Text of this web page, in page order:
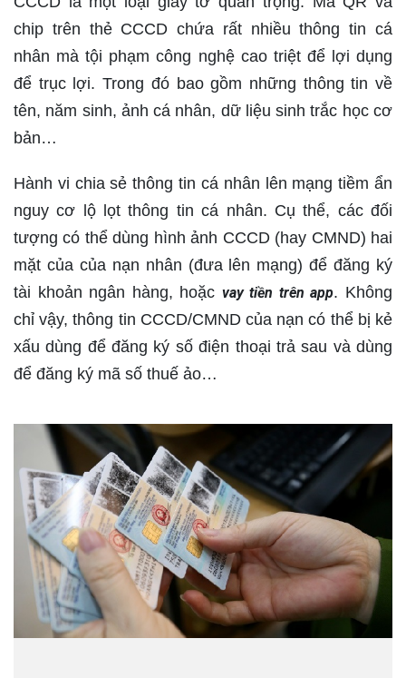
chip trên thẻ CCCD chứa rất nhiều thông tin cá
nhân mà tội phạm công nghệ cao triệt để lợi dụng
để trục lợi. Trong đó bao gồm những thông tin về
tên, năm sinh, ảnh cá nhân, dữ liệu sinh trắc học cơ
bản…
Hành vi chia sẻ thông tin cá nhân lên mạng tiềm ẩn
nguy cơ lộ lọt thông tin cá nhân. Cụ thể, các đối
tượng có thể dùng hình ảnh CCCD (hay CMND) hai
mặt của của nạn nhân (đưa lên mạng) để đăng ký
tài khoản ngân hàng, hoặc vay tiền trên app. Không
chỉ vậy, thông tin CCCD/CMND của nạn có thể bị kẻ
xấu dùng để đăng ký số điện thoại trả sau và dùng
để đăng ký mã số thuế ảo…